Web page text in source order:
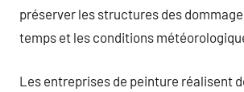
préserver les structures des
temps et les conditions
Les entreprises de peinture réalisent